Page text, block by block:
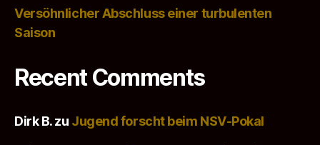
Versöhnlicher Abschluss einer turbulenten
Saison
Recent Comments
Dirk B.zu Jugend forscht beim NSV-Pokal